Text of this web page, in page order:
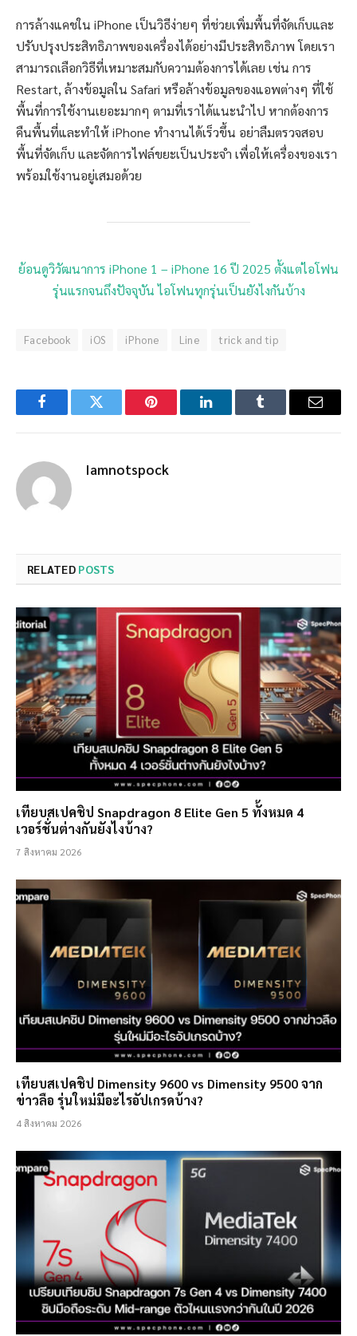
การล้างแคชใน iPhone เป็นวิธีง่ายๆ ที่ช่วยเพิ่มพื้นที่จัดเก็บและ
ปรับปรุงประสิทธิภาพของเครื่องได้อย่างมีประสิทธิภาพ โดยเรา
สามารถเลือกวิธีที่เหมาะสมกับความต้องการได้เลย เช่น การ
Restart, ล้างข้อมูลใน Safari หรือล้างข้อมูลของแอพต่างๆ ที่ใช้
พื้นที่การใช้งานเยอะมากๆ ตามที่เราได้แนะนำไป หากต้องการ
คืนพื้นที่และทำให้ iPhone ทำงานได้เร็วขึ้น อย่าลืมตรวจสอบ
พื้นที่จัดเก็บ และจัดการไฟล์ขยะเป็นประจำ เพื่อให้เครื่องของเรา
พร้อมใช้งานอยู่เสมอด้วย
ย้อนดูวิวัฒนาการ iPhone 1 – iPhone 16 ปี 2025 ตั้งแต่ไอโฟน
รุ่นแรกจนถึงปัจจุบัน ไอโฟนทุกรุ่นเป็นยังไงกันบ้าง
Facebook iOS iPhone Line trick and tip
FacebookTwitter Pinterest LinkedInTumblr Email
Iamnotspock
RELATED POSTS
เทียบสเปคชิป Snapdragon 8 Elite Gen 5 ทั้งหมด 4
เวอร์ชั่นต่างกันยังไงบ้าง?
7 สิงหาคม 2026
เทียบสเปคชิป Dimensity 9600 vs Dimensity 9500 จาก
ข่าวลือ รุ่นใหม่มีอะไรอัปเกรดบ้าง?
4 สิงหาคม 2026